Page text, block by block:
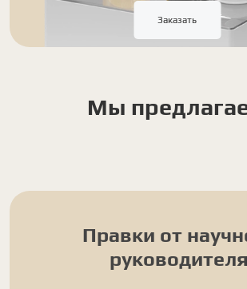
Заказать
Мы
Правки от
руководителя